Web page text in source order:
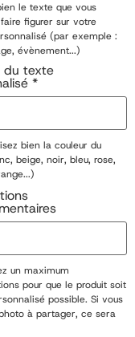
le texte que vous
figurer sur votre
(par exemple :
évènement...)
du texte
*
bien la couleur du
beige, noir, bleu, rose,
un maximum
pour que le produit soit
possible. Si vous
à partager, ce sera